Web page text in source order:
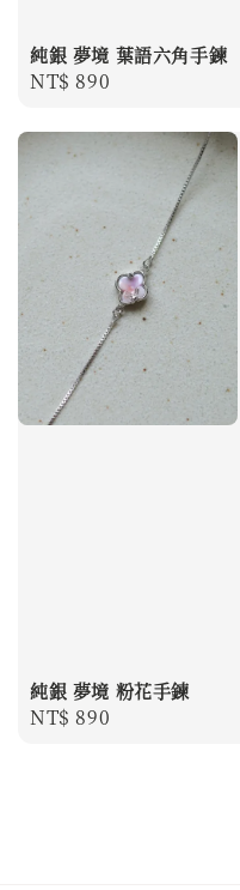
純銀 夢境 葉語六角手鍊
Regular
NT$ 890
純銀 夢境 粉花手鍊
Regular
NT$ 890